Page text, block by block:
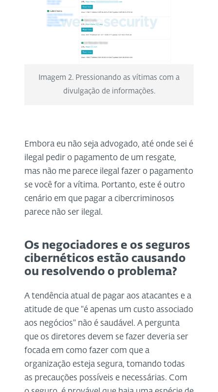
Imagem 2. Pressionando as vítimas com a
divulgação de informações.
Embora eu não seja advogado, até onde sei é
ilegal pedir o pagamento de um resgate,
mas não me parece ilegal fazer o pagamento
se você for a vítima. Portanto, este é outro
cenário em que pagar a cibercriminosos
parece não ser ilegal.
Os negociadores e os seguros
cibernéticos estão causando
ou resolvendo o problema?
A tendência atual de pagar aos atacantes e a
atitude de que "é apenas um custo associado
aos negócios" não é saudável. A pergunta
que os diretores devem se fazer deveria ser
focada em como fazer com que a
organização esteja segura, tomando todas
as precauções possíveis e necessárias. Com